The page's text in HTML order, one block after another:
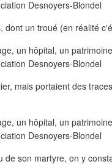
dont un troué (en réalité
mais portaient des
de son martyre, on y